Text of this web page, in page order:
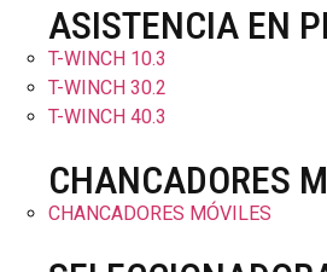
ASISTENCIA EN
T-WINCH 10.3
T-WINCH 30.2
T-WINCH 40.3
CHANCADORES
CHANCADORES MÓVILES